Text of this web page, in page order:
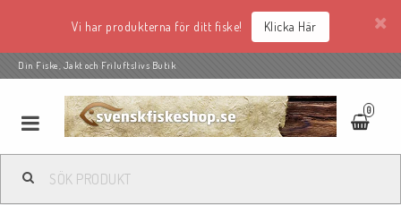
Vi har produkterna för ditt fiske! Klicka Här
Din Fiske, Jakt och Friluftslivs Butik
0